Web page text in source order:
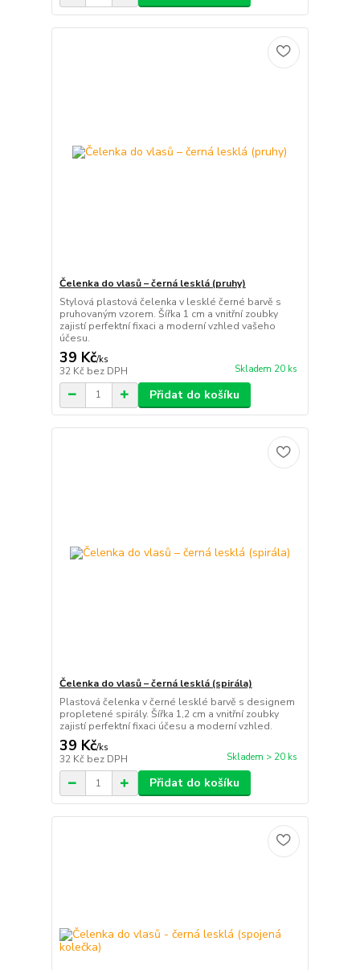
Čelenka do vlasů – černá lesklá (pruhy)
Stylová plastová čelenka v lesklé černé barvě s
pruhovaným vzorem. Šířka 1 cm a vnitřní zoubky
zajistí perfektní fixaci a moderní vzhled vašeho
účesu.
39 Kč/ks
32 Kč bez DPH Skladem 20 ks
Přidat do košíku
Čelenka do vlasů – černá lesklá (spirála)
Plastová čelenka v černé lesklé barvě s designem
propletené spirály. Šířka 1,2 cm a vnitřní zoubky
zajistí perfektní fixaci účesu a moderní vzhled.
39 Kč/ks
32 Kč bez DPH Skladem > 20 ks
Přidat do košíku